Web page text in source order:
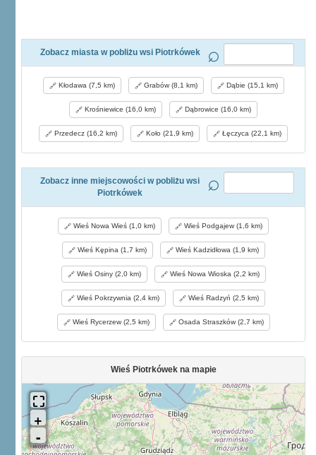
Zobacz miasta w pobliżu wsi Piotrkówek
Kłodawa (7,5 km) Grabów (8,1 km) Dąbie (15,1 km)
Krośniewice (16,0 km) Dąbrowice (16,0 km)
Przedecz (16,2 km) Koło (21,9 km) Łęczyca (22,1 km)
Zobacz inne miejscowości w pobliżu wsi
Piotrkówek
Wieś Nowa Wieś (1,0 km) Wieś Podgajew (1,6 km)
Wieś Kępina (1,7 km) Wieś Kadzidłowa (1,9 km)
Wieś Osiny (2,0 km) Wieś Nowa Wioska (2,2 km)
Wieś Pokrzywnia (2,4 km) Wieś Radzyń (2,5 km)
Wieś Rycerzew (2,5 km) Osada Straszków (2,7 km)
Wieś Piotrkówek na mapie